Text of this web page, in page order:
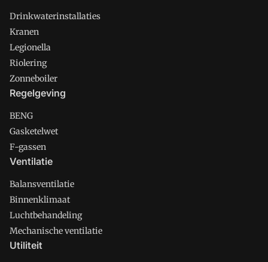
Drinkwaterinstallaties
Kranen
Legionella
Riolering
Zonneboiler
Regelgeving
BENG
Gasketelwet
F-gassen
Ventilatie
Balansventilatie
Binnenklimaat
Luchtbehandeling
Mechanische ventilatie
Utiliteit